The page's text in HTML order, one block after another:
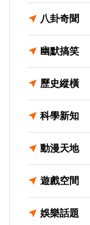
八卦奇聞
幽默搞笑
歷史縱橫
科學新知
動漫天地
遊戲空間
娛樂話題